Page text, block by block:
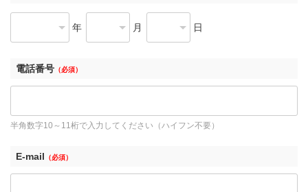
年 月 日
電話番号 （必須）
半角数字10～11桁で入力してください（ハイフン不要）
E-mail （必須）